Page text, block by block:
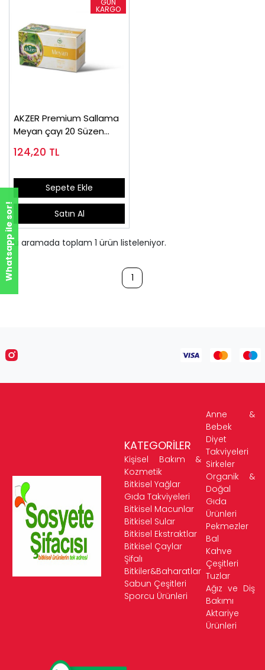
AKZER Premium Sallama
Meyan çayı 20 Süzen
124,20 TL
Sepete Ekle
Satın Al
Bu aramada toplam 1 ürün listeleniyor.
1
KATEGORİLER
Kişisel Bakım &
Kozmetik
Bitkisel Yağlar
Gıda Takviyeleri
Bitkisel Macunlar
Bitkisel Sular
Bitkisel Ekstraktlar
Bitkisel Çaylar
Şifalı
Bitkiler&Baharatlar
Sabun Çeşitleri
Sporcu Ürünleri
Anne &
Bebek
Diyet
Takviyeleri
Sirkeler
Organik &
Doğal
Gıda
Ürünleri
Pekmezler
Bal
Kahve
Çeşitleri
Tuzlar
Ağız ve Diş
Bakımı
Aktariye
Ürünleri
Whatsapp ile sor!